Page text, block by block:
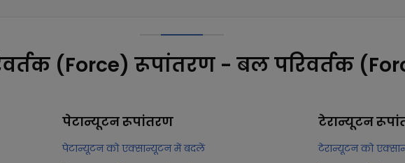
(Force) रूपांतरण - बल परिवर्तक
पेटान्यूटनरूपांतरण
पेटान्यूटन को एक्सान्यूटन में बदलें
टेरान्यूटन
टेरान्यूटन को